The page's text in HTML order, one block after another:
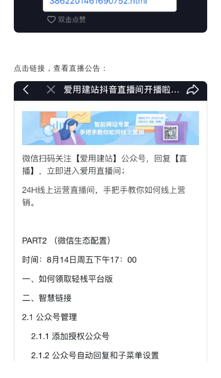
点击链接，查看直播公告：